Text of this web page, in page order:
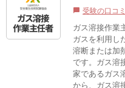
chat_bubble 受験の口コ
ガス溶接作業
ガスを利用し
溶断または加
です。ガス溶
家であるガス
から、ガス溶